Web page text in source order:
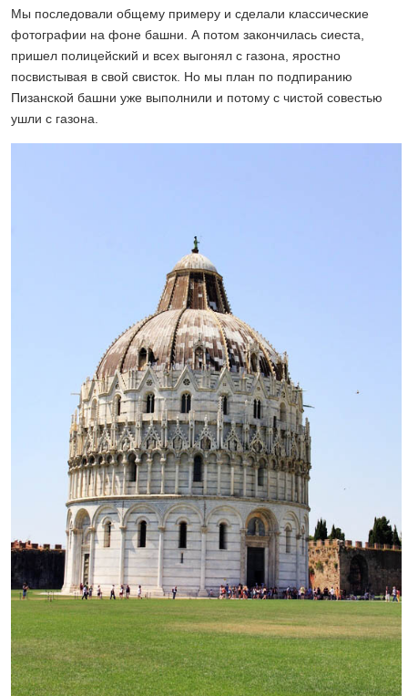
Мы последовали общему примеру и сделали классические
фотографии на фоне башни. А потом закончилась сиеста,
пришел полицейский и всех выгонял с газона, яростно
посвистывая в свой свисток. Но мы план по подпиранию
Пизанской башни уже выполнили и потому с чистой совестью
ушли с газона.